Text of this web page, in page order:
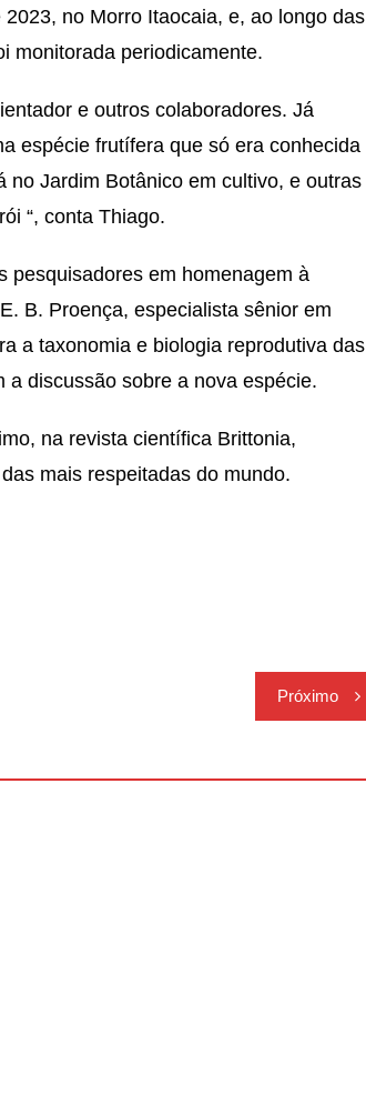
no Morro Itaocaia, e, ao longo das
monitorada periodicamente.
e outros colaboradores. Já
espécie frutífera que só era conhecida
no Jardim Botânico em cultivo, e outras
“, conta Thiago.
pesquisadores em homenagem à
B. Proença, especialista sênior em
a taxonomia e biologia reprodutiva das
discussão sobre a nova espécie.
na revista científica Brittonia,
mais respeitadas do mundo.
Próximo